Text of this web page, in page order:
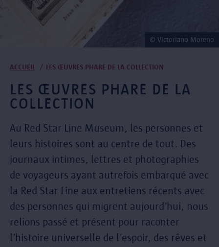
© Victoriano Moreno
Fil
ACCUEIL LES ŒUVRES PHARE DE LA COLLECTION
LES ŒUVRES PHARE DE LA
COLLECTION
Au Red Star Line Museum, les personnes et
leurs histoires sont au centre de tout. Des
journaux intimes, lettres et photographies
de voyageurs ayant autrefois embarqué avec
la Red Star Line aux entretiens récents avec
des personnes qui migrent aujourd’hui, nous
relions passé et présent pour raconter
l’histoire universelle de l’espoir, des rêves et